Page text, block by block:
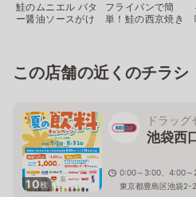
鮭のムニエル バタ
ー醤油ソースがけ
フライパンで簡
単！鮭の西京焼き
この店舗の近くのチラシ
10枚
ドラッグ
池袋西
0:00～3:00、4:00
東京都豊島区池袋